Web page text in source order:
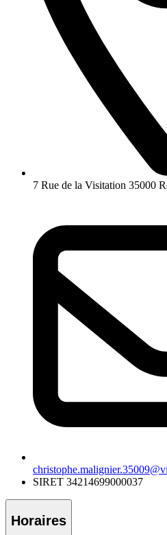
7 Rue de la Visitation 35000
SIRET 34214699000037
Horaires